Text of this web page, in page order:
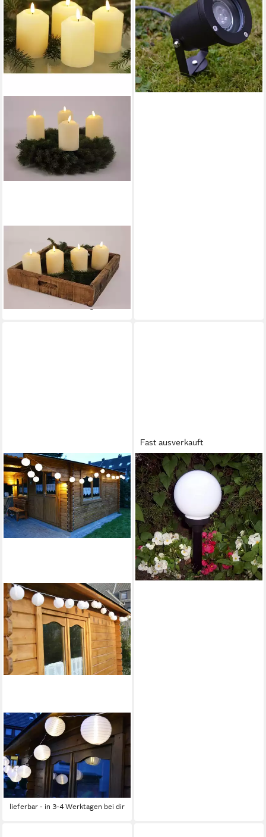
LED-Kerze 35447 4er LED
Echtwachskerzen Set Creme
FB+Timer
37,99 €
lieferbar - in 3-4 Werktagen bei dir
LED Gartenstrahler Spot
Metallgehäuse GU10
24,99 €
34,90 €
-28%
lieferbar - in 3-4 Werktagen bei dir
STAR-MAX
LED-Lichterkette LED
Lampion Partylichterkette,
5m, 20 warmweiße LEDs
32,99 € UVP 36,99 €
-11%
lieferbar - in 3-4 Werktagen bei dir
Fast ausverkauft
FHS
LED Solarleuchte 11529 SMD
LED Solar-Kugelleuchte 15 x
48,5 / 32cm
13,90 €
lieferbar - in 3-4 Werktagen bei dir